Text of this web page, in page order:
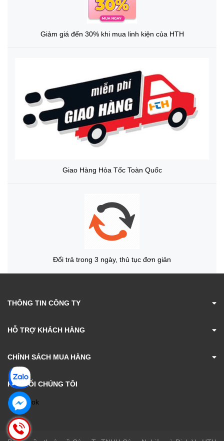
Giảm giá đến 30% khi mua linh kiện của HTH
Giao Hàng Hỏa Tốc Toàn Quốc
Đổi trả trong 3 ngày, thủ tục đơn giản
THÔNG TIN CÔNG TY
HỖ TRỢ KHÁCH HÀNG
CHÍNH SÁCH MUA HÀNG
KẾT NỐI CHÚNG TÔI
Facebook